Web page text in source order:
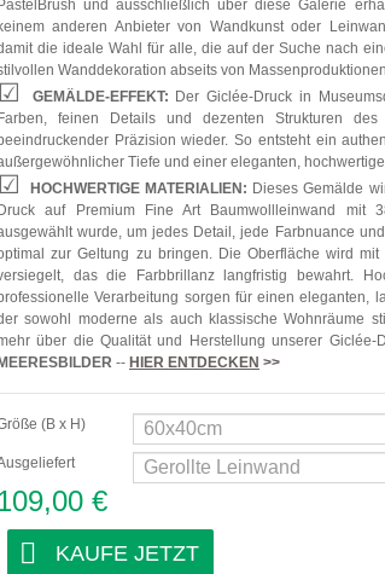
PastelBrush und ausschließlich über diese Galerie
keinem anderen Anbieter von Wandkunst oder
die ideale Wahl für alle, die auf der Suche nach
Wanddekoration abseits von
GEMÄLDE-EFFEKT: Der Giclée-Druck in
Farben, feinen Details und dezenten Strukturen
Präzision wieder. So entsteht ein
Tiefe und einer eleganten,
HOCHWERTIGE MATERIALIEN: Dieses Gemälde
Druck auf Premium Fine Art Baumwollleinwand mit
wurde, um jedes Detail, jede Farbnuance
zur Geltung zu bringen. Die Oberfläche wird mit
das die Farbbrillanz langfristig bewahrt.
Verarbeitung sorgen für einen eleganten,
sowohl moderne als auch klassische Wohnräume
über die Qualität und Herstellung unserer Giclée-
MEERESBILDER -- HIER ENTDECKEN >>
(B x H)
€
KAUFE JETZT